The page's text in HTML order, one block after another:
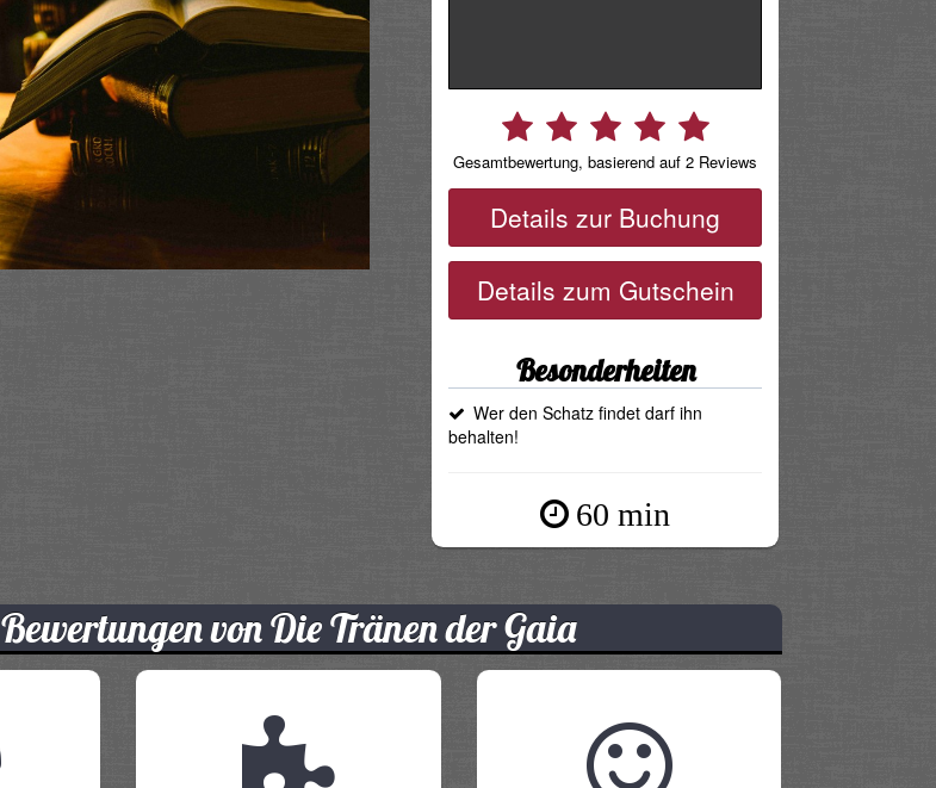
Gesamtbewertung, basierend auf 2 Reviews
Details zur Buchung
Details zum Gutschein
Besonderheiten
Wer den Schatz findet darf ihn
behalten!
60 min
Bewertungen von Die Tränen der Gaia